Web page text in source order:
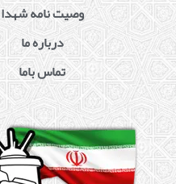
وصیت نامه شهدا
درباره ما
تماس باما